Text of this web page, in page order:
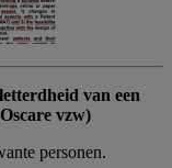
van een
vzw)
personen.